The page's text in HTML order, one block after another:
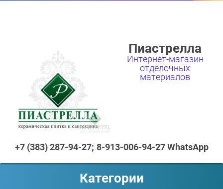
Пиастрелла
Интернет-магазин
отделочных
материалов
+7 (383) 287-94-27 8-913-006-94-27 WhatsApp
Категории